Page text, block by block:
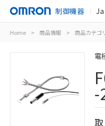
制御機器
Home > 商品情報 > 商品カテゴ
電
-